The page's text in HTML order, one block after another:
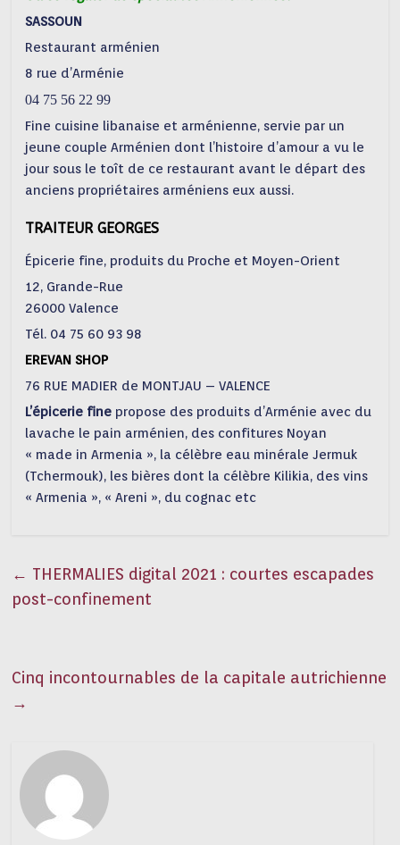
SASSOUN
Restaurant arménien
8 rue d’Arménie
04 75 56 22 99
Fine cuisine libanaise et arménienne, servie par un
jeune couple Arménien dont l’histoire d’amour a vu le
jour sous le toît de ce restaurant avant le départ des
anciens propriétaires arméniens eux aussi.
TRAITEUR GEORGES
Épicerie fine, produits du Proche et Moyen-Orient
12, Grande-Rue
26000 Valence
Tél. 04 75 60 93 98
EREVAN SHOP
76 RUE MADIER de MONTJAU – VALENCE
L’épicerie fine propose des produits d’Arménie avec du
lavache le pain arménien, des confitures Noyan
« made in Armenia », la célèbre eau minérale Jermuk
(Tchermouk), les bières dont la célèbre Kilikia, des vins
« Armenia », « Areni », du cognac etc
← THERMALIES digital 2021 : courtes escapades
post-confinement
Cinq incontournables de la capitale autrichienne
→